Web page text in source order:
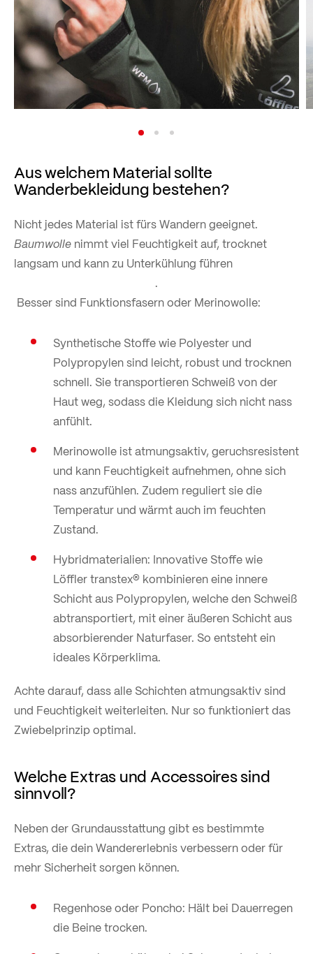
Aus welchem Material sollte
Wanderbekleidung bestehen?
Nicht jedes Material ist fürs Wandern geeignet.
Baumwolle nimmt viel Feuchtigkeit auf, trocknet
langsam und kann zu Unterkühlung führen
.
Besser sind Funktionsfasern oder Merinowolle:
Synthetische Stoffe wie Polyester und
Polypropylen sind leicht, robust und trocknen
schnell. Sie transportieren Schweiß von der
Haut weg, sodass die Kleidung sich nicht nass
anfühlt.
Merinowolle ist atmungsaktiv, geruchsresistent
und kann Feuchtigkeit aufnehmen, ohne sich
nass anzufühlen. Zudem reguliert sie die
Temperatur und wärmt auch im feuchten
Zustand.
Hybridmaterialien: Innovative Stoffe wie
Löffler transtex® kombinieren eine innere
Schicht aus Polypropylen, welche den Schweiß
abtransportiert, mit einer äußeren Schicht aus
absorbierender Naturfaser. So entsteht ein
ideales Körperklima.
Achte darauf, dass alle Schichten atmungsaktiv sind
und Feuchtigkeit weiterleiten. Nur so funktioniert das
Zwiebelprinzip optimal.
Welche Extras und Accessoires sind
sinnvoll?
Neben der Grundausstattung gibt es bestimmte
Extras, die dein Wandererlebnis verbessern oder für
mehr Sicherheit sorgen können.
Regenhose oder Poncho: Hält bei Dauerregen
die Beine trocken.